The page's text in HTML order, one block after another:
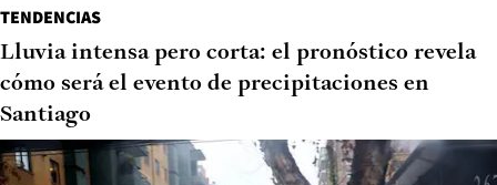
TENDENCIAS
Lluvia intensa pero corta: el pronóstico revela
cómo será el evento de precipitaciones en
Santiago